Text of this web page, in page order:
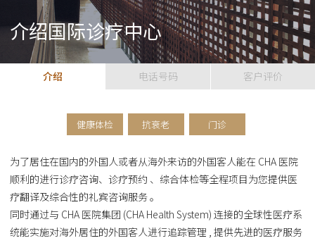
介绍国际诊疗中心
介绍
健康体检 抗衰老 门诊
为了居住在国内的外国人或者从海外来访的外国客人能在 CHA 医院
顺利的进行诊疗咨询、诊疗预约 、综合体检等全程项目为您提供医
疗翻译及综合性的礼宾咨询服务 。
同时通过与 CHA 医院集团 (CHA Health System) 连接的全球性医疗系
统能实施对海外居住的外国客人进行追踪管理 , 提供先进的医疗服务
电话号码 客户评价